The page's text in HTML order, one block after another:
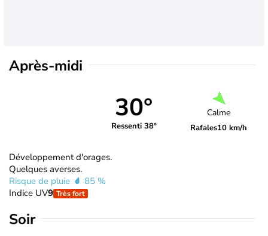
Après-midi
30°
Ressenti 38°
Calme
Rafales10 km/h
Développement d'orages.
Quelques averses.
Risque de pluie
85 %
Indice UV9 Très fort
Soir